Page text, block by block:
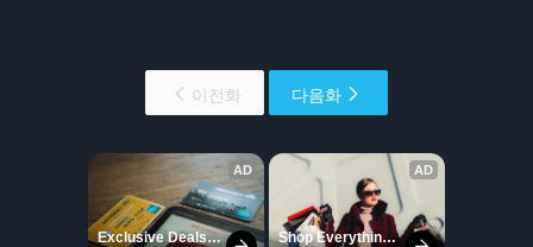
이전화 다음화